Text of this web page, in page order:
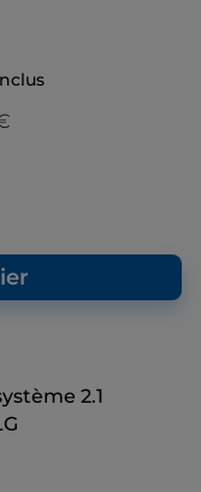
basso
que
Il
rapport
remise
2.1